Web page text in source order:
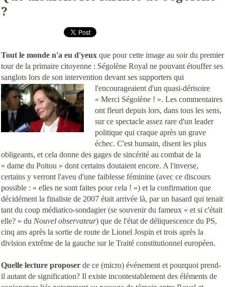
?
Tout le monde n'a eu d'yeux que pour cette image au soir du premier
tour de la primaire citoyenne : Ségolène Royal ne pouvant étouffer ses
sanglots lors de son intervention devant ses supporters qui
l'encourageaient d'un quasi-dérisoire
« Merci Ségolène ! ». Les commentaires
ont fleuri depuis lors, dans tous les sens,
sur ce spectacle assez rare d'un leader
politique qui craque après un grave
échec. C'est humain, disent les plus
obligeants, et cela donne des gages de sincérité au combat de la
« dame du Poitou » dont certains doutaient encore. A l'inverse,
certains y verront l'aveu d'une faiblesse féminine (avec ce discours
possible : « elles ne sont faites pour cela ! ») et la confirmation que
décidément la finaliste de 2007 était arrivée là, par un hasard qui tenait
tant du coup médiatico-sondagier (se souvenir du fameux « et si c'était
elle? » du Nouvel observateur) que de l'état de déliquescence du PS,
cinq ans après la sortie de route de Lionel Jospin et trois après la
division extrême de la gauche sur le Traité constitutionnel européen.
Quelle lecture proposer de ce (micro) événement et pourquoi prend-
il autant de signification? Il existe incontestablement des éléments de